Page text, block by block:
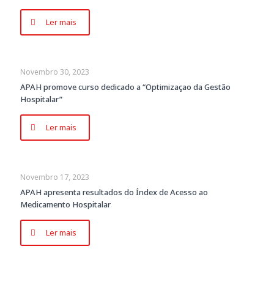
Ler mais
Novembro 30, 2023
APAH promove curso dedicado a “Optimizaçao da Gestão
Hospitalar”
Ler mais
Novembro 17, 2023
APAH apresenta resultados do Índex de Acesso ao
Medicamento Hospitalar
Ler mais